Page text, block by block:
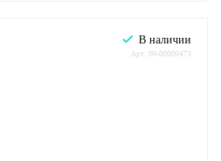
В наличии
Арт: 00-00006473